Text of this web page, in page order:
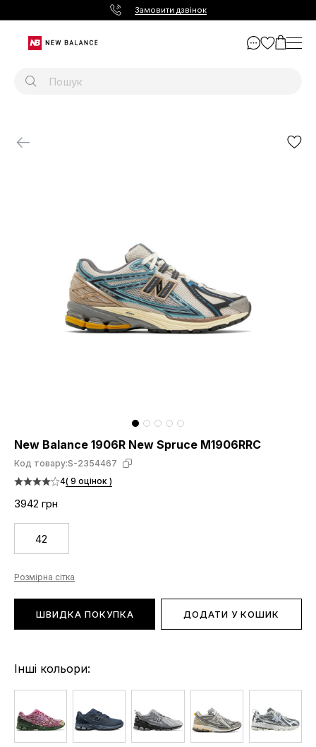
Замовити дзвінок
New Balance 1906R New Spruce M1906RRC
Код товару:S-2354467
4( 9 оцінок )
3942 грн
42
Розмірна сітка
ШВИДКА ПОКУПКА ДОДАТИ У КОШИК
Інші кольори: